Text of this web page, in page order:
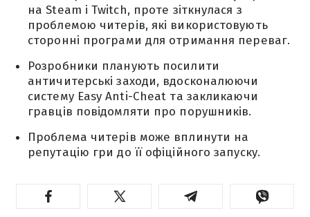
на Steam і Twitch, проте зіткнулася з
проблемою читерів, які використовують
сторонні програми для отримання переваг.
Розробники планують посилити
античитерські заходи, вдосконалюючи
систему Easy Anti-Cheat та закликаючи
гравців повідомляти про порушників.
Проблема читерів може вплинути на
репутацію гри до її офіційного запуску.